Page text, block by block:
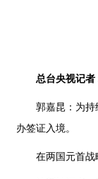
总台央视记
郭嘉昆：为持
办签证入境。
在两国元首